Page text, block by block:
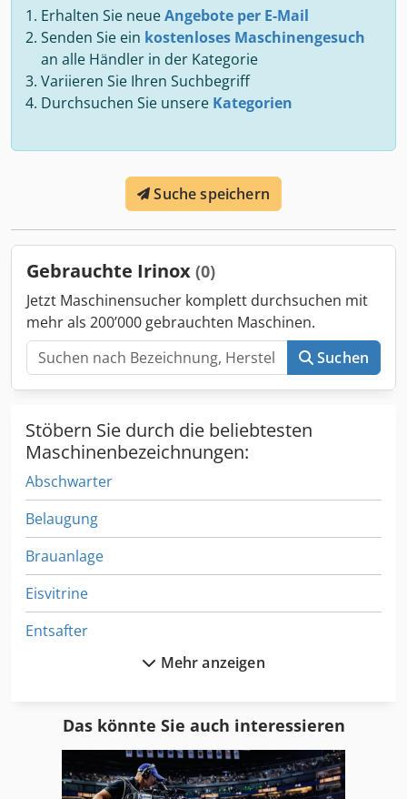
Erhalten Sie neueAngebote per E-Mail
Senden Sie ein kostenloses Maschinengesuch
an alle Händler in der Kategorie
Variieren Sie Ihren Suchbegriff
Durchsuchen Sie unsere Kategorien
Suche speichern
Gebrauchte Irinox (0)
Jetzt Maschinensucher komplett durchsuchen mit
mehr als 200’000 gebrauchten Maschinen.
Suchen
Stöbern Sie durch die beliebtesten
Maschinenbezeichnungen:
Abschwarter
Belaugung
Brauanlage
Eisvitrine
Entsafter
Hockerkocher
Mehr anzeigen
Das könnte Sie auch interessieren